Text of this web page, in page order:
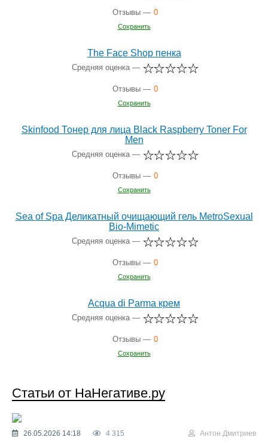
Отзывы — 0
Сохранить
The Face Shop пенка
Средняя оценка —
Отзывы — 0
Сохранить
Skinfood Тонер для лица Black Raspberry Toner For
Men
Средняя оценка —
Отзывы — 0
Сохранить
Sea of Spa Деликатный очищающий гель MetroSexual
Bio-Mimetic
Средняя оценка —
Отзывы — 0
Сохранить
Acqua di Parma крем
Средняя оценка —
Отзывы — 0
Сохранить
Статьи от НаНегативе.ру
26.05.2026 14:18 4 315 Антон Дмитриев